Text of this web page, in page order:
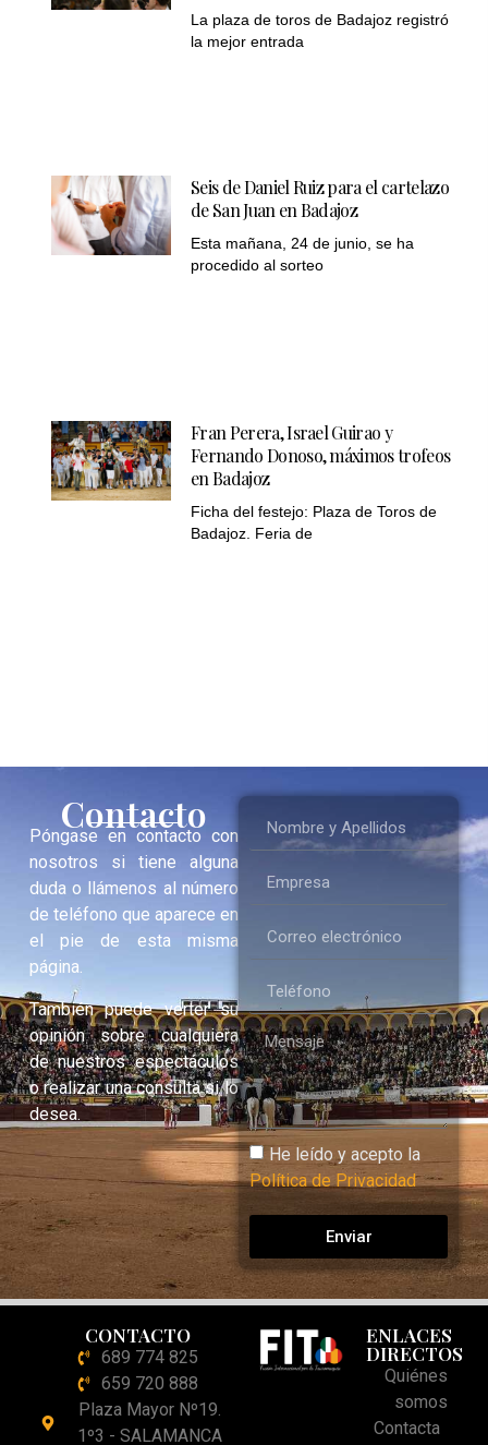
La plaza de toros de Badajoz registró
la mejor entrada
Seis de Daniel Ruiz para el cartelazo
de San Juan en Badajoz
Esta mañana, 24 de junio, se ha
procedido al sorteo
Fran Perera, Israel Guirao y
Fernando Donoso, máximos trofeos
en Badajoz
Ficha del festejo: Plaza de Toros de
Badajoz. Feria de
Contacto
Póngase en contacto con
nosotros si tiene alguna
duda o llámenos al número
de teléfono que aparece en
el pie de esta misma
página.
También puede verter su
opinión sobre cualquiera
de nuestros espectáculos
o realizar una consulta si lo
desea.
He leído y acepto la
Política de Privacidad
Enviar
CONTACTO
689 774 825
659 720 888
Plaza Mayor Nº19.
1º3 - SALAMANCA
ENLACES
DIRECTOS
Quiénes
somos
Contacta